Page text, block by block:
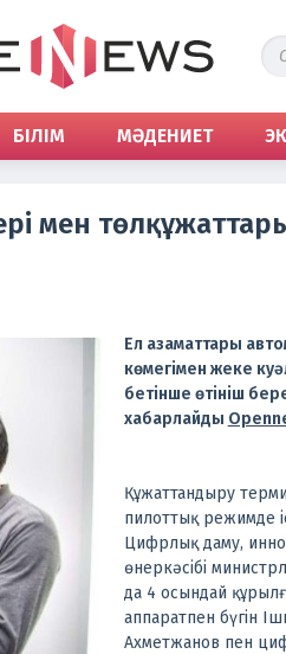
БІЛІМ МӘДЕНИЕТ
мен
Ел азаматтары
көмегімен жеке
бетінше өтініш
хабарлайды
Құжаттандыру
пилоттық режимде
Цифрлық даму,
өнеркәсібі
да 4 осындай
аппаратпен бүгін
Ахметжанов пен